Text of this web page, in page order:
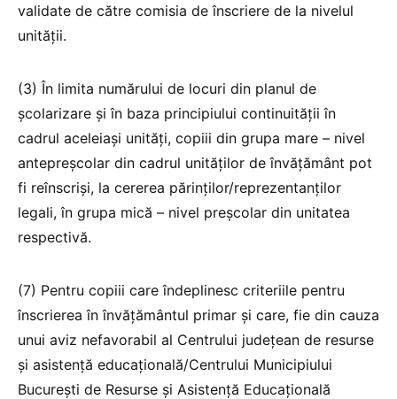
validate de către comisia de înscriere de la nivelul
unității.
(3) În limita numărului de locuri din planul de
școlarizare și în baza principiului continuității în
cadrul aceleiași unități, copiii din grupa mare – nivel
antepreșcolar din cadrul unităților de învățământ pot
fi reînscriși, la cererea părinților/reprezentanților
legali, în grupa mică – nivel preșcolar din unitatea
respectivă.
(7) Pentru copiii care îndeplinesc criteriile pentru
înscrierea în învățământul primar și care, fie din cauza
unui aviz nefavorabil al Centrului județean de resurse
și asistență educațională/Centrului Municipiului
București de Resurse și Asistență Educațională